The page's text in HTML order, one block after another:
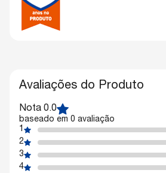
Avaliações do Produto
Nota 0.0
baseado em 0 avaliação
1
2
3
4